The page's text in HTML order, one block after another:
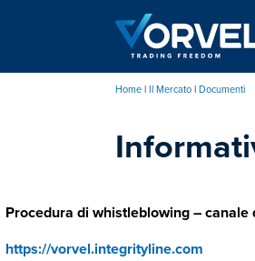
principale
di
Home Il Mercato Documenti
Procedura di whistleblowing – canale
https://vorvel.integrityline.com